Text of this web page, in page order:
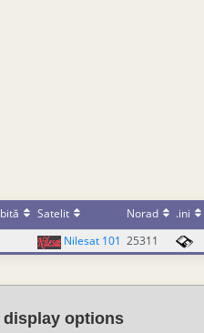
Satelit Norad .ini
Nilesat 101 25311
options